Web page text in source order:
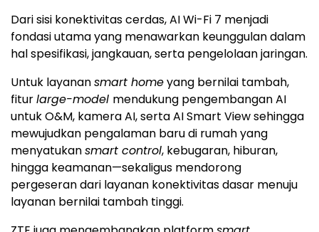
Dari sisi konektivitas cerdas, AI Wi-Fi 7 menjadi
fondasi utama yang menawarkan keunggulan dalam
hal spesifikasi, jangkauan, serta pengelolaan jaringan.
Untuk layanansmart homeyang bernilai tambah,
fiturlarge-model mendukung pengembangan AI
untuk O&M, kamera AI, serta AI Smart View sehingga
mewujudkan pengalaman baru di rumah yang
menyatukansmart control, kebugaran, hiburan,
hingga keamanan—sekaligus mendorong
pergeseran dari layanan konektivitas dasar menuju
layanan bernilai tambah tinggi.